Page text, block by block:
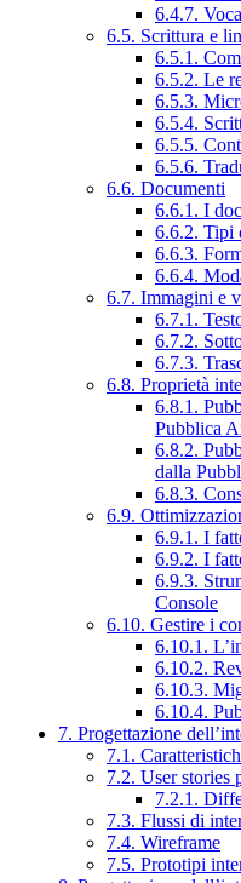
6.4.7.
6.5. Scrittura e
6.5.1.
6.5.2. Le
6.5.3.
6.5.4.
6.5.5.
6.5.6.
6.6. Documenti
6.6.1. I
6.6.2. Tipi
6.6.3.
6.6.4.
6.7. Immagini e
6.7.1.
6.7.2.
6.7.3.
6.8. Proprietà
6.8.1.
Pubblica
6.8.2.
dalla
6.8.3.
6.9.
6.9.1. I
6.9.2. I
6.9.3.
Console
6.10. Gestire i
6.10.1.
6.10.2.
6.10.3.
6.10.4.
7. Progettazione
7.1.
7.2. User stories
7.2.1.
7.3. Flussi di
7.4. Wireframe
7.5. Prototipi